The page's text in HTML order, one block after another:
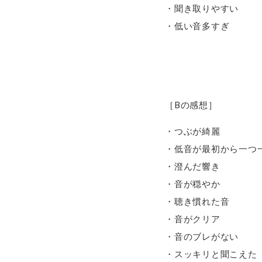
・聞き取りやすい
・低い音多すぎ
［Bの感想］
・つぶが綺麗
・低音が最初から一
・澄んだ響き
・音が穏やか
・聴き慣れた音
・音がクリア
・音のブレがない
・スッキリと聞こえた